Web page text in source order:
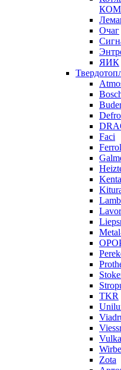
Очаг
ЯИК
Defro
Faci
TKR
Zota